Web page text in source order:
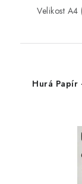
Velikost A4
Hurá Papír